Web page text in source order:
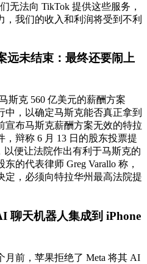
无法向 TikTok 提供这些服务，
，我们的收入和利润将受到不利
远未结束：最终还要闹上
斯克 560 亿美元的薪酬方案
中，以确定马斯克能否真正拿到
宣布马斯克薪酬方案无效的特拉
辩称 6 月 13 日的股东投票提
以便让法院作出有利于马斯克的
的代表律师 Greg Varallo 称，
定，必须向特拉华州最高法院提
聊天机器人集成到 iPhone
前，苹果拒绝了 Meta 将其 AI